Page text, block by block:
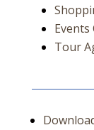
Events
Tour